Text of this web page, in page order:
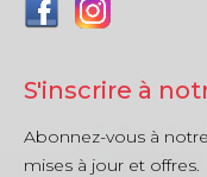
S'inscrire à
Abonnez-vous à
mises à jour et offres.